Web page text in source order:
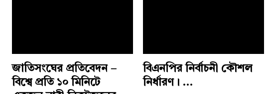
জাতিসংঘের প্রতিবেদন –
বিশ্বে প্রতি ১০ মিনিটে
বিএনপির নির্বাচনী কৌশল
নির্ধারণ। ...